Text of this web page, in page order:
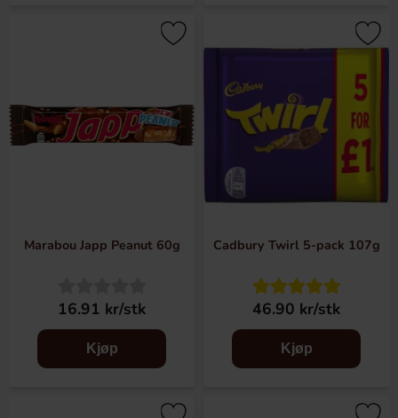
Marabou Japp Peanut 60g
16.91 kr/stk
Kjøp
Cadbury Twirl 5-pack 107g
46.90 kr/stk
Kjøp